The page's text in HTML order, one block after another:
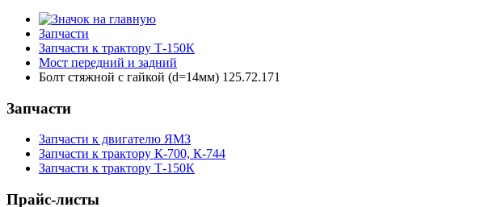
Запчасти
Запчасти к трактору Т-150К
Мост передний и задний
Болт стяжной с гайкой (d=14мм) 125.72.171
Запчасти
Запчасти к двигателю ЯМЗ
Запчасти к трактору К-700, К-744
Запчасти к трактору Т-150К
Прайс-листы